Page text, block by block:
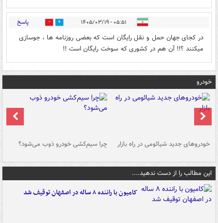
۰۵:۵۱ - ۱۴۰۵/۰۳/۱۹ 2 پاسخ
در کجای جهان حمل و نقل رایگان است که بعضی روزنامه ها ، جوسازی
میکنند ؟!! آن هم در کشوری که سوخت رایگان است !!
خودرو
خودروهای جدید شیائومی در راه بازار چرا سیم‌کشی خودرو ذوب می‌شود؟
این مطالب را از دست ندهید....
کامیون با راننده ۸ ساله در اصفهان توقیف شد